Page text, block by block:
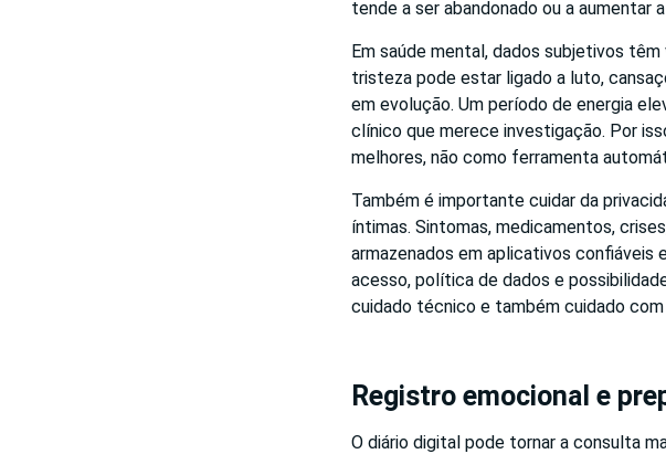
tende a ser abandonado ou a aumentar
Em saúde mental, dados subjetivos
tristeza pode estar ligado a luto,
em evolução. Um período de energia
clínico que merece investigação. Por
melhores, não como ferramenta
Também é importante cuidar da
íntimas. Sintomas, medicamentos,
armazenados em aplicativos confiáveis
acesso, política de dados e
cuidado técnico e também cuidado
Registro emocional e
O diário digital pode tornar a consulta